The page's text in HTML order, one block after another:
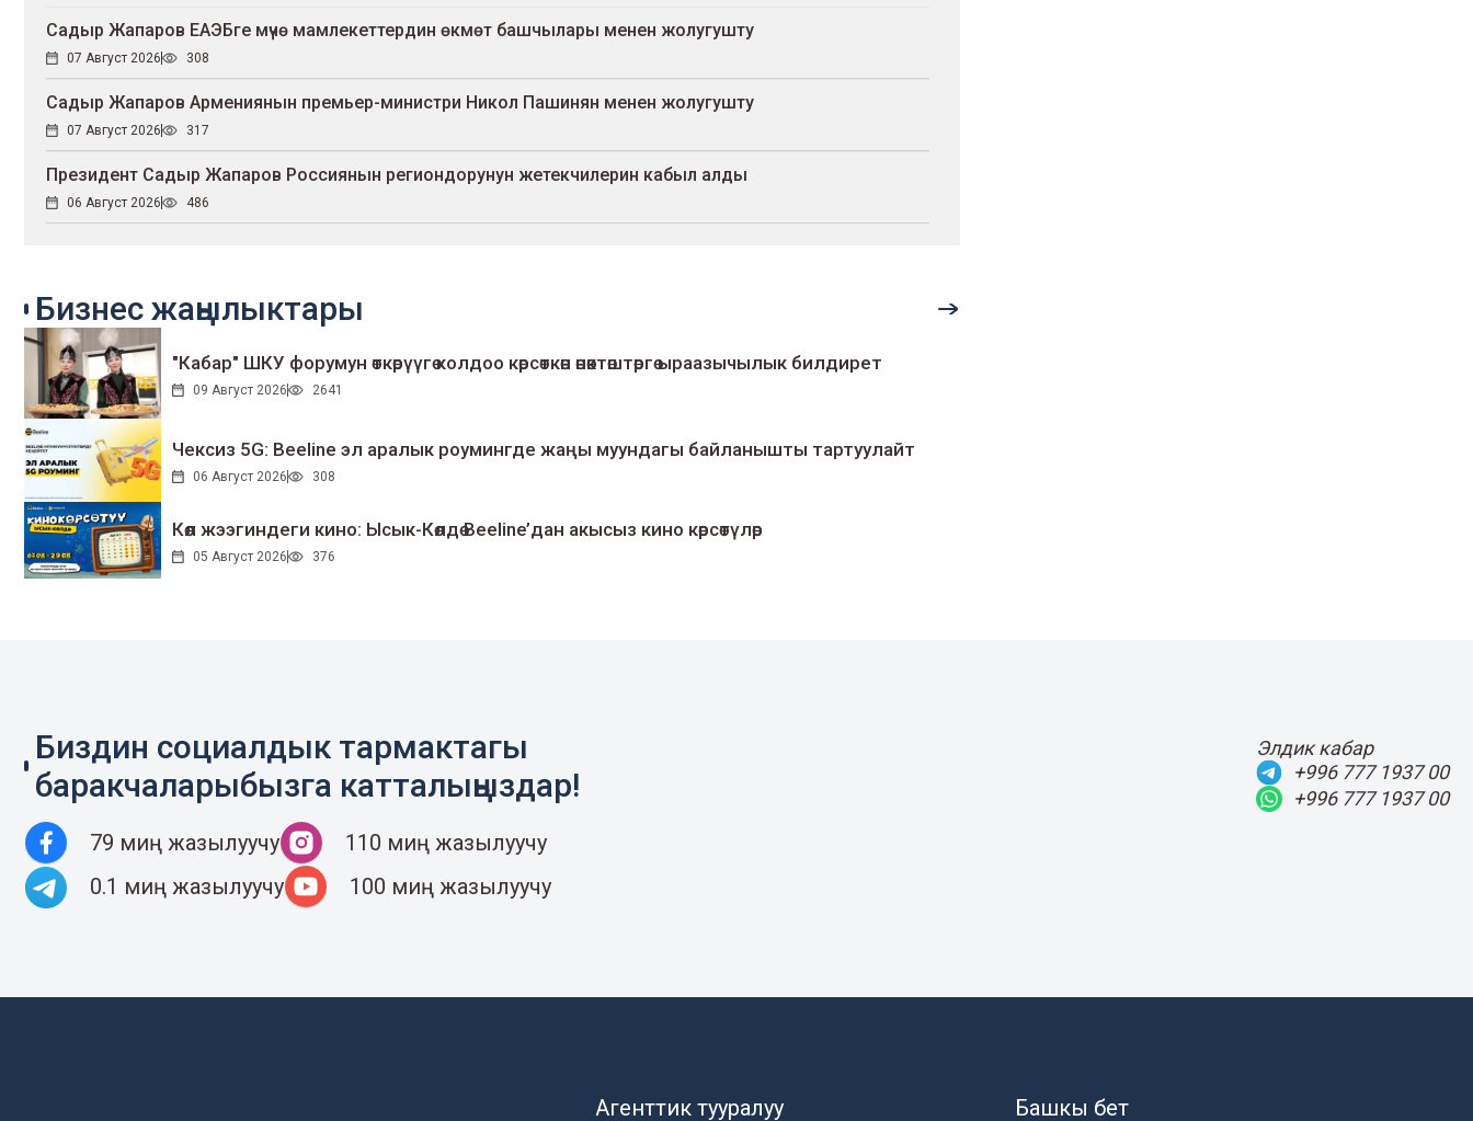
Садыр Жапаров ЕАЭБге мүчө мамлекеттердин өкмөт башчылары менен жолугушту
07 Август 2026 308
Садыр Жапаров Армениянын премьер-министри Никол Пашинян менен жолугушту
07 Август 2026 317
Президент Садыр Жапаров Россиянын региондорунун жетекчилерин кабыл алды
06 Август 2026 486
Бизнес жаңылыктары
"Кабар" ШКУ форумун өткөрүүгө колдоо көрсөткөн өнөктөштөргө ыраазычылык билдирет
09 Август 2026 2641
Чексиз 5G: Beeline эл аралык роумингде жаңы муундагы байланышты тартуулайт
06 Август 2026 308
Көл жээгиндеги кино: Ысык-Көлдө Beeline’дан акысыз кино көрсөтүлөр
05 Август 2026 376
Биздин социалдык тармактагы
баракчаларыбызга катталыңыздар!
79 миң жазылуучу
110 миң жазылуучу
0.1 миң жазылуучу
100 миң жазылуучу
Элдик кабар
+996 777 1937 00
+996 777 1937 00
Агенттик тууралуу
Башкы бет